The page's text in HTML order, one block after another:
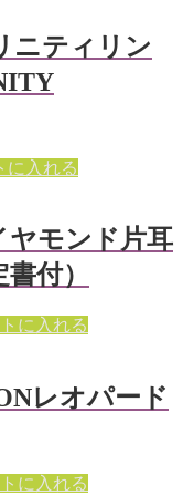
ニティリン
に入れる
ヤモンド片耳
付）
に入れる
レオパード
に入れる